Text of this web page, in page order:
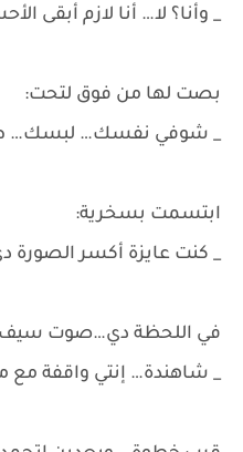
_ وأنا؟ لا… أنا لازم أبقى
بصت لها من فوق لتحت:
_ شوفي نفسك… لبسك…
ابتسمت بسخرية:
_ كنت عايزة أكسر الصورة
في اللحظة دي…صوت سيف
_ شاهندة… إنتي واقفة مع